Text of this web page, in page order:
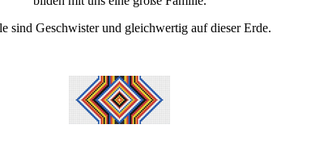
sind Geschwister und gleichwertig auf dieser Erde.